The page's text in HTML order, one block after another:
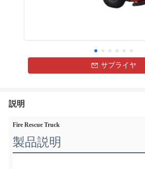
サプライヤ
説明
Fire Rescue Truck
製品説明